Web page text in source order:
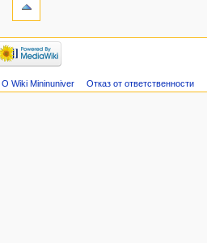
О Wiki Mininuniver Отказ от ответственности